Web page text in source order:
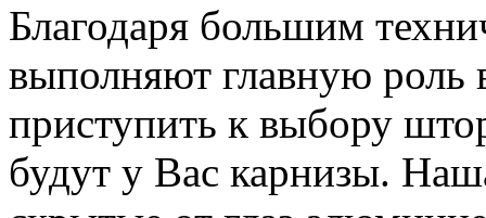
Благодаря большим
выполняют главную роль
приступить к выбору
будут у Вас карнизы.